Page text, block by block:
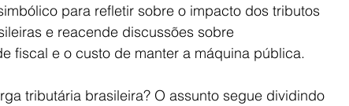
para refletir sobre o impacto dos tributos
e reacende discussões sobre
fiscal e o custo de manter a máquina pública.
tributária brasileira? O assunto segue dividindo